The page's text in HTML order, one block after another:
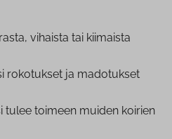
vihaista tai kiimaista
rokotukset ja madotukset
tulee toimeen muiden koirien